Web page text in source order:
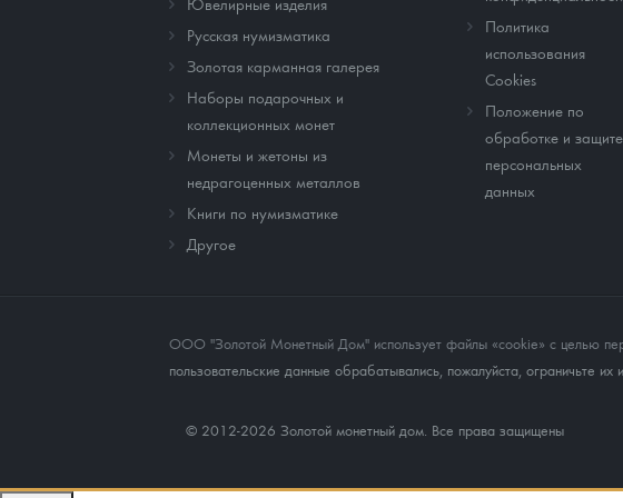
Русская нумизматика
Золотая карманная галерея
Наборы подарочных и
коллекционных монет
Монеты и жетоны из
недрагоценных металлов
Книги по нумизматике
Другое
Политика
использования
Cookies
Положение по
обработке и защите
персональных
данных
ООО "Золотой Монетный Дом" использует файлы «cookie» с целью
пользовательские данные обрабатывались, пожалуйста, ограничьте
© 2012-2026 Золотой монетный дом. Все права защищены